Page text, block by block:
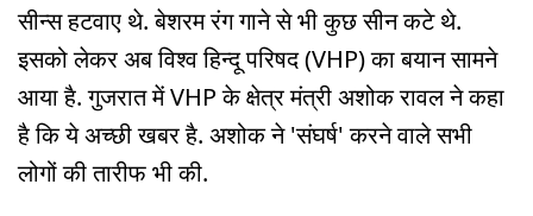
सीन्स हटवाए थे. बेशरम रंग गाने से भी कुछ सीन कटे थे.
इसको लेकर अब विश्व हिन्दू परिषद (VHP) का बयान सामने
आया है. गुजरात में VHP के क्षेत्र मंत्री अशोक रावल ने कहा
है कि ये अच्छी खबर है. अशोक ने 'संघर्ष' करने वाले सभी
लोगों की तारीफ भी की.